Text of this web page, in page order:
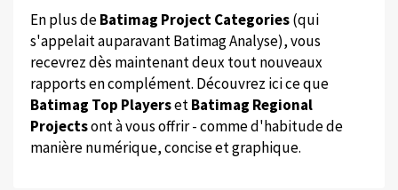
En plus deBatimag Project Categories(qui
s'appelait auparavant Batimag Analyse), vous
recevrez dès maintenant deux tout nouveaux
rapports en complément. Découvrez ici ce que
Batimag Top PlayersetBatimag Regional
Projectsont à vous offrir - comme d'habitude de
manière numérique, concise et graphique.